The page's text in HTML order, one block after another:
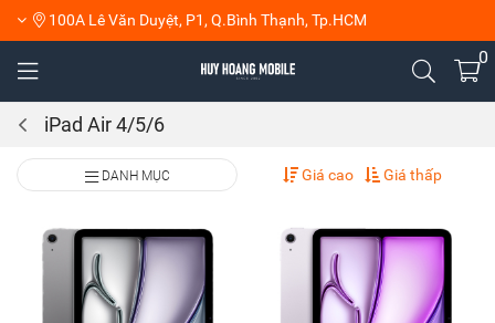
100A Lê Văn Duyệt, P1, Q.Bình Thạnh, Tp.HCM
0
iPad Air 4/5/6
DANH MỤC Giá cao Giá thấp